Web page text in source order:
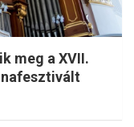
meg a XVII.